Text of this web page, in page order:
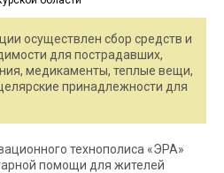
осуществлен сбор средств и
для пострадавших,
медикаменты, теплые вещи,
принадлежности для
технополиса «ЭРА»
помощи для жителей